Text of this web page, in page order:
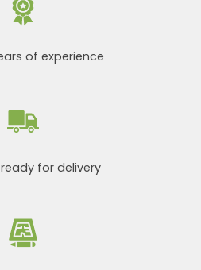
of experience
for delivery